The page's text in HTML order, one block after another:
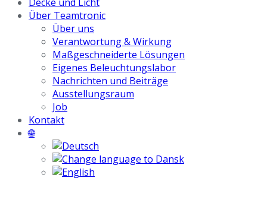
Über Teamtronic
Über uns
Verantwortung & Wirkung
Maßgeschneiderte Lösungen
Eigenes Beleuchtungslabor
Nachrichten und Beiträge
Ausstellungsraum
Job
Kontakt
🌐